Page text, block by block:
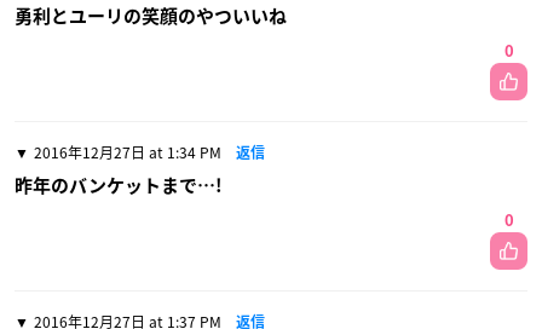
勇利とユーリの笑顔のやついいね
0
2016年12月27日 at 1:34 PM 返信
昨年のバンケットまで…!
0
2016年12月27日 at 1:37 PM 返信